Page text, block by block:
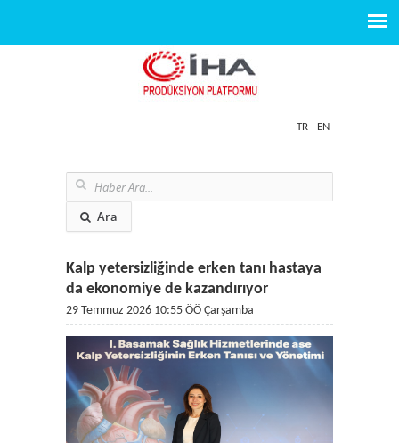
TR EN
Ara
Kalp yetersizliğinde erken tanı hastaya
da ekonomiye de kazandırıyor
29 Temmuz 2026 10:55 ÖÖ Çarşamba